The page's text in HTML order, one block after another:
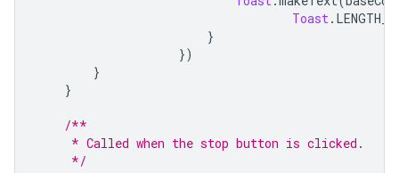
Toast.
}
})
}
}
/**
* Called when the stop button is clicked.
*/